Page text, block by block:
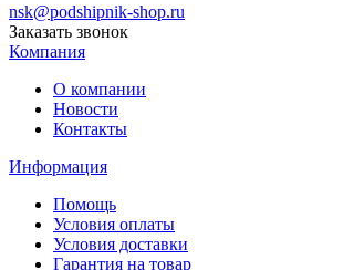
nsk@podshipnik-shop.ru
Заказать звонок
Компания
О компании
Новости
Контакты
Информация
Помощь
Условия оплаты
Условия доставки
Гарантия на товар